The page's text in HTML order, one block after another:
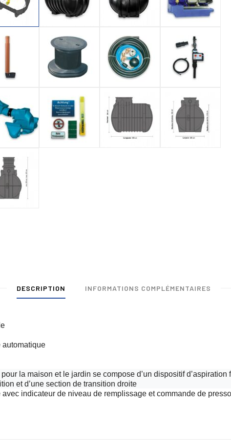
DESCRIPTION INFORMATIONS COMPLÉMENTAIRES
automatique
la maison et le jardin se compose d’un dispositif
et d’une section de transition droite
indicateur de niveau de remplissage et commande de